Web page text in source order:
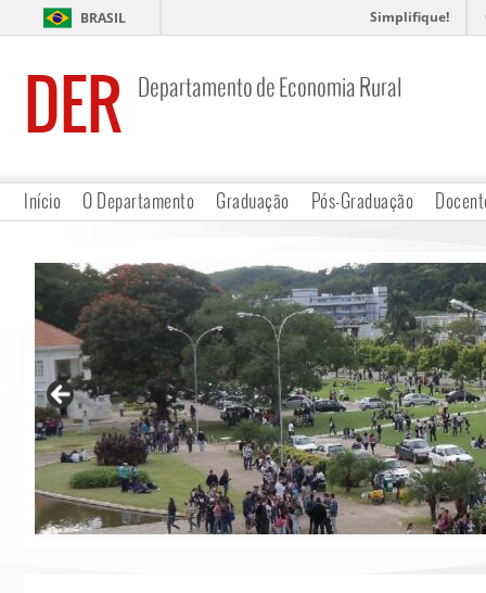
BRASIL Simplifique!
DER Departamento de Economia Rural
Início O Departamento Graduação Pós-Graduação